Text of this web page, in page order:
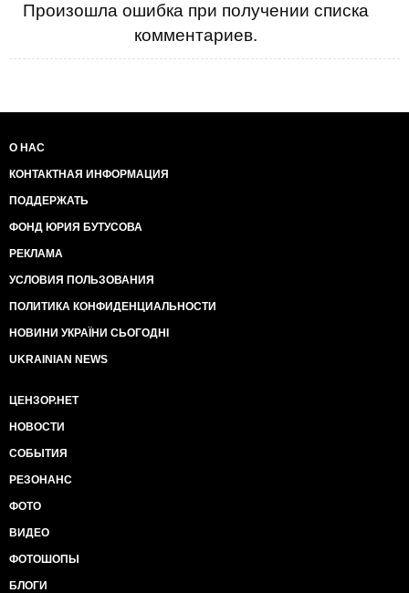
Произошла ошибка при получении списка
комментариев.
О НАС
КОНТАКТНАЯ ИНФОРМАЦИЯ
ПОДДЕРЖАТЬ
ФОНД ЮРИЯ БУТУСОВА
РЕКЛАМА
УСЛОВИЯ ПОЛЬЗОВАНИЯ
ПОЛИТИКА КОНФИДЕНЦИАЛЬНОСТИ
НОВИНИ УКРАЇНИ СЬОГОДНІ
UKRAINIAN NEWS
ЦЕНЗОР.НЕТ
НОВОСТИ
СОБЫТИЯ
РЕЗОНАНС
ФОТО
ВИДЕО
ФОТОШОПЫ
БЛОГИ